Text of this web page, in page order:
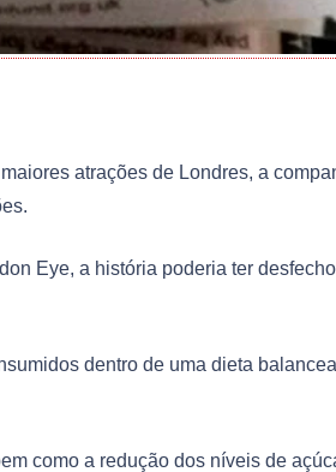
atrações de Londres, a
Eye, a história poderia ter
dentro de uma dieta
como a redução dos níveis de